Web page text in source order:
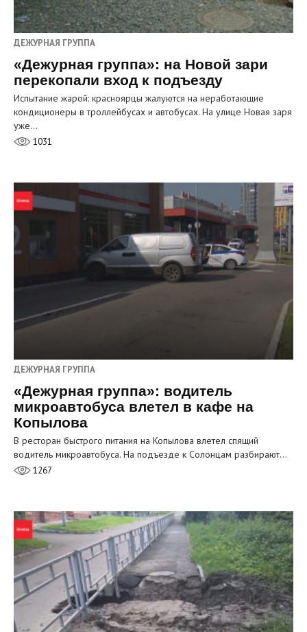
ДЕЖУРНАЯ ГРУППА
«Дежурная группа»: на Новой зари
перекопали вход к подъезду
Испытание жарой: красноярцы жалуются на неработающие
кондиционеры в троллейбусах и автобусах. На улице Новая заря
уже…
1031
ДЕЖУРНАЯ ГРУППА
«Дежурная группа»: водитель
микроавтобуса влетел в кафе на
Копылова
В ресторан быстрого питания на Копылова влетел спящий
водитель микроавтобуса. На подъезде к Солонцам разбирают…
1267